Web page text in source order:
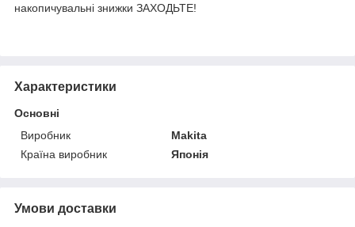
накопичувальні знижки ЗАХОДЬТЕ!
Характеристики
Основні
Виробник
Makita
Країна виробник
Японія
Умови доставки